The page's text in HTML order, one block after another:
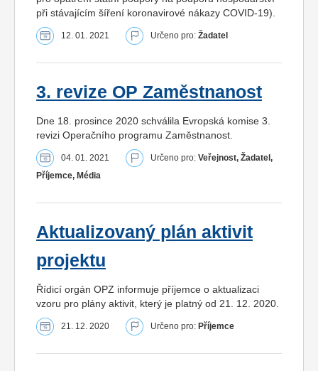
při stávajícím šíření koronavirové nákazy COVID-19).
12. 01. 2021 Určeno pro: Žadatel
3. revize OP Zaměstnanost
Dne 18. prosince 2020 schválila Evropská komise 3.
revizi Operačního programu Zaměstnanost.
04. 01. 2021 Určeno pro: Veřejnost, Žadatel,
Příjemce, Média
Aktualizovaný plán aktivit
projektu
Řídicí orgán OPZ informuje příjemce o aktualizaci
vzoru pro plány aktivit, který je platný od 21. 12. 2020.
21. 12. 2020 Určeno pro: Příjemce